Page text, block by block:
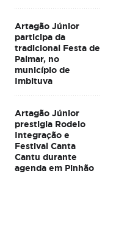
Artagão Júnior
participa da
tradicional Festa de
Palmar, no
município de
Imbituva
Artagão Júnior
prestigia Rodeio
Integração e
Festival Canta
Cantu durante
agenda em Pinhão